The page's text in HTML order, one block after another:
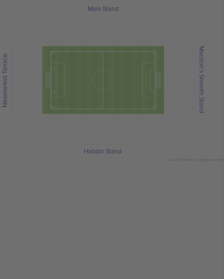
© 2024 Ticombo. All rights reserved
Main Stand
Marston’s Smooth Stand
Habbin Stand
Newmarket Terrace